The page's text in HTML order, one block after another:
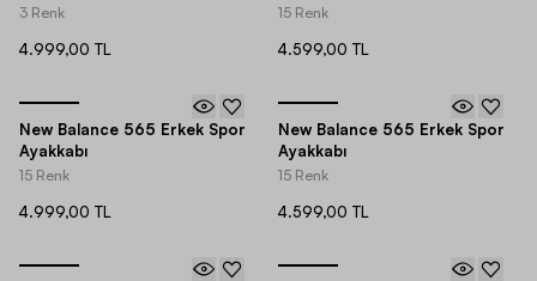
3 Renk
4.999,00 TL
15 Renk
4.599,00 TL
New Balance 565 Erkek Spor
Ayakkabı
15 Renk
4.999,00 TL
New Balance 565 Erkek Spor
Ayakkabı
15 Renk
4.599,00 TL